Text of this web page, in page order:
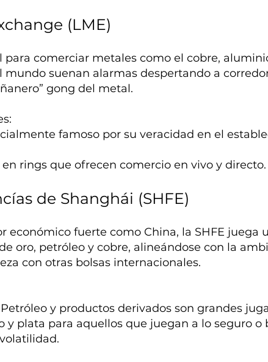
(LME)
para comerciar metales como el cobre,
mundo suenan alarmas despertando a
gong del metal.
famoso por su veracidad en el
en rings que ofrecen comercio en vivo y directo.
de Shanghái (SHFE)
económico fuerte como China, la SHFE juega
oro, petróleo y cobre, alineándose con la
con otras bolsas internacionales.
Petróleo y productos derivados son grandes
y plata para aquellos que juegan a lo seguro o